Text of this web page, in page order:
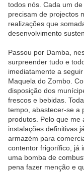
todos nós. Cada um
precisam de projectos
realizações que
desenvolvimento
Passou por Damba,
surpreender tudo e
imediatamente a
Maquela do Zombo.
disposição dos
frescos e bebidas.
tempo, abastecer-se a
produtos. Pelo que me
instalações definitivas
armazém para
contentor frigorífico, já
uma bomba de
pena fazer menção e